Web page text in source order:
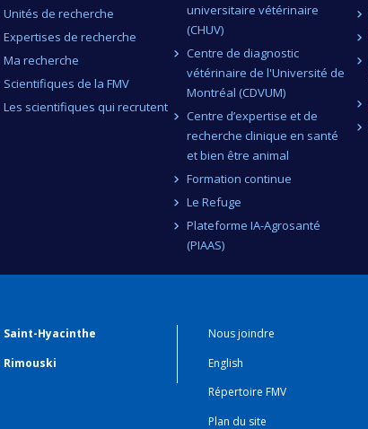
Unités de recherche
Expertises de recherche
Ma recherche
Scientifiques de la FMV
Les scientifiques qui recrutent
universitaire vétérinaire
(CHUV)
Centre de diagnostic
vétérinaire de l'Université de
Montréal (CDVUM)
Centre d’expertise et de
recherche clinique en santé
et bien être animal
Formation continue
Le Refuge
Plateforme IA-Agrosanté
(PIAAS)
Saint-Hyacinthe
Rimouski
Nous joindre
English
Répertoire FMV
Plan du site